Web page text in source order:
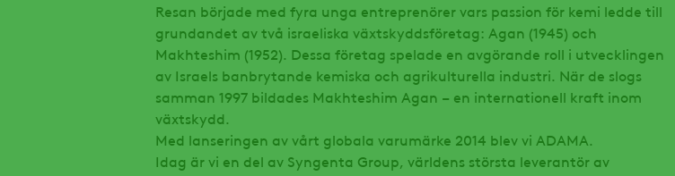
Resan började med fyra unga entreprenörer vars passion för kemi ledde till
grundandet av två israeliska växtskyddsföretag: Agan (1945) och
Makhteshim (1952). Dessa företag spelade en avgörande roll i utvecklingen
av Israels banbrytande kemiska och agrikulturella industri. När de slogs
samman 1997 bildades Makhteshim Agan – en internationell kraft inom
växtskydd.
Med lanseringen av vårt globala varumärke 2014 blev vi ADAMA.
Idag är vi en del av Syngenta Group, världens största leverantör av